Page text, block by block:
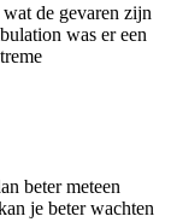
de gevaren zijn
was er een
beter meteen
je beter wachten